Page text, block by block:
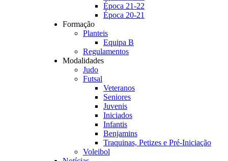
Época 21-22
Época 20-21
Formação
Planteis
Equipa B
Regulamentos
Modalidades
Judo
Futsal
Veteranos
Seniores
Juvenis
Iniciados
Infantis
Benjamins
Traquinas, Petizes e Pré-Iniciação
Voleibol